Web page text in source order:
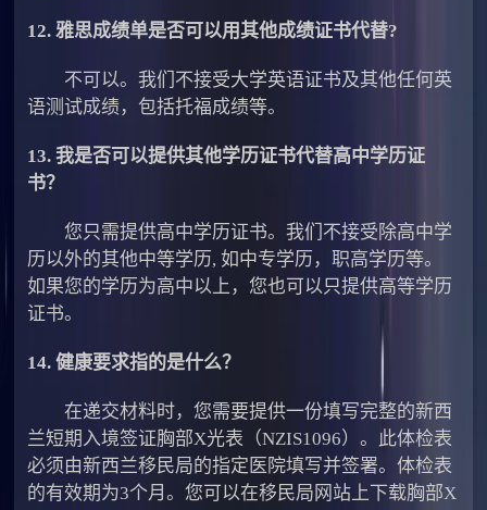
12. 雅思成绩单是否可以用其他成绩证书代替?
不可以。我们不接受大学英语证书及其他任何英
语测试成绩，包括托福成绩等。
13. 我是否可以提供其他学历证书代替高中学历证
书？
您只需提供高中学历证书。我们不接受除高中学
历以外的其他中等学历, 如中专学历，职高学历等。
如果您的学历为高中以上，您也可以只提供高等学历
证书。
14. 健康要求指的是什么？
在递交材料时，您需要提供一份填写完整的新西
兰短期入境签证胸部X光表（NZIS1096）。此体检表
必须由新西兰移民局的指定医院填写并签署。体检表
的有效期为3个月。您可以在移民局网站上下载胸部X